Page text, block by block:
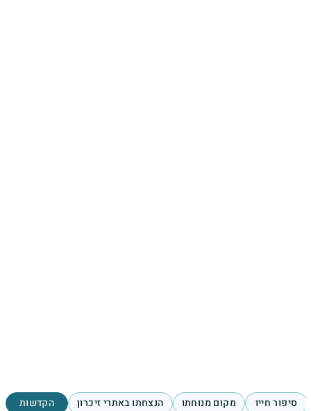
סיפור חייו מקום מנוחתו הנצחתו באתרי זיכרון הקדשות